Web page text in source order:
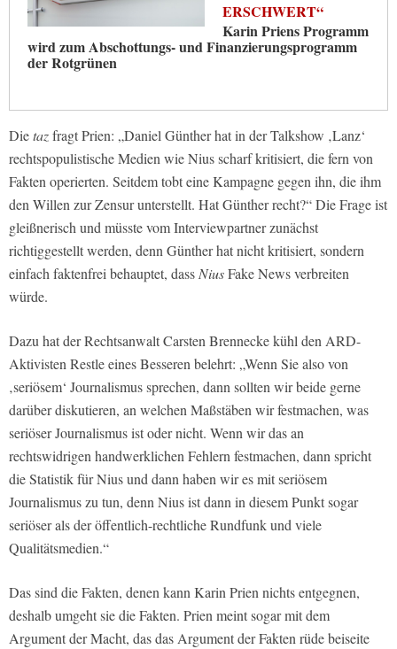
ERSCHWERT“
Karin Priens Programm
wird zum Abschottungs- und Finanzierungsprogramm
der Rotgrünen
Dietazfragt Prien: „Daniel Günther hat in der Talkshow ‚Lanz‘
rechtspopulistische Medien wie Nius scharf kritisiert, die fern von
Fakten operierten. Seitdem tobt eine Kampagne gegen ihn, die ihm
den Willen zur Zensur unterstellt. Hat Günther recht?“ Die Frage ist
gleißnerisch und müsste vom Interviewpartner zunächst
richtiggestellt werden, denn Günther hat nicht kritisiert, sondern
einfach faktenfrei behauptet, dassNiusFake News verbreiten
würde.
Dazu hat der Rechtsanwalt Carsten Brennecke kühl den ARD-
Aktivisten Restle eines Besseren belehrt: „Wenn Sie also von
‚seriösem‘ Journalismus sprechen, dann sollten wir beide gerne
darüber diskutieren, an welchen Maßstäben wir festmachen, was
seriöser Journalismus ist oder nicht. Wenn wir das an
rechtswidrigen handwerklichen Fehlern festmachen, dann spricht
die Statistik für Nius und dann haben wir es mit seriösem
Journalismus zu tun, denn Nius ist dann in diesem Punkt sogar
seriöser als der öffentlich-rechtliche Rundfunk und viele
Qualitätsmedien.“
Das sind die Fakten, denen kann Karin Prien nichts entgegnen,
deshalb umgeht sie die Fakten. Prien meint sogar mit dem
Argument der Macht, das das Argument der Fakten rüde beiseite